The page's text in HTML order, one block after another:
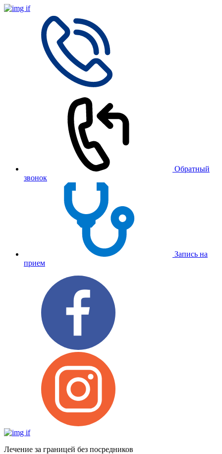
Обратный
звонок
Запись на
прием
Лечение за границей без посредников